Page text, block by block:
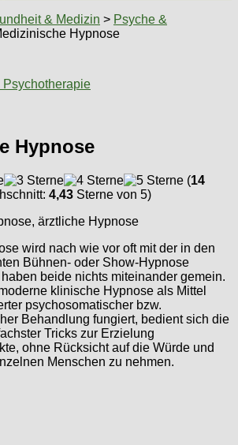
& Medizin > Psyche &
Hypnose
Psychotherapie
Hypnose
(14
4,43 Sterne von 5)
wird nach wie vor oft mit der in den
Bühnen- oder Show-Hypnose
beide nichts miteinander gemein.
klinische Hypnose als Mittel
psychosomatischer bzw.
Behandlung fungiert, bedient sich die
Tricks zur Erzielung
ohne Rücksicht auf die Würde und
Menschen zu nehmen.